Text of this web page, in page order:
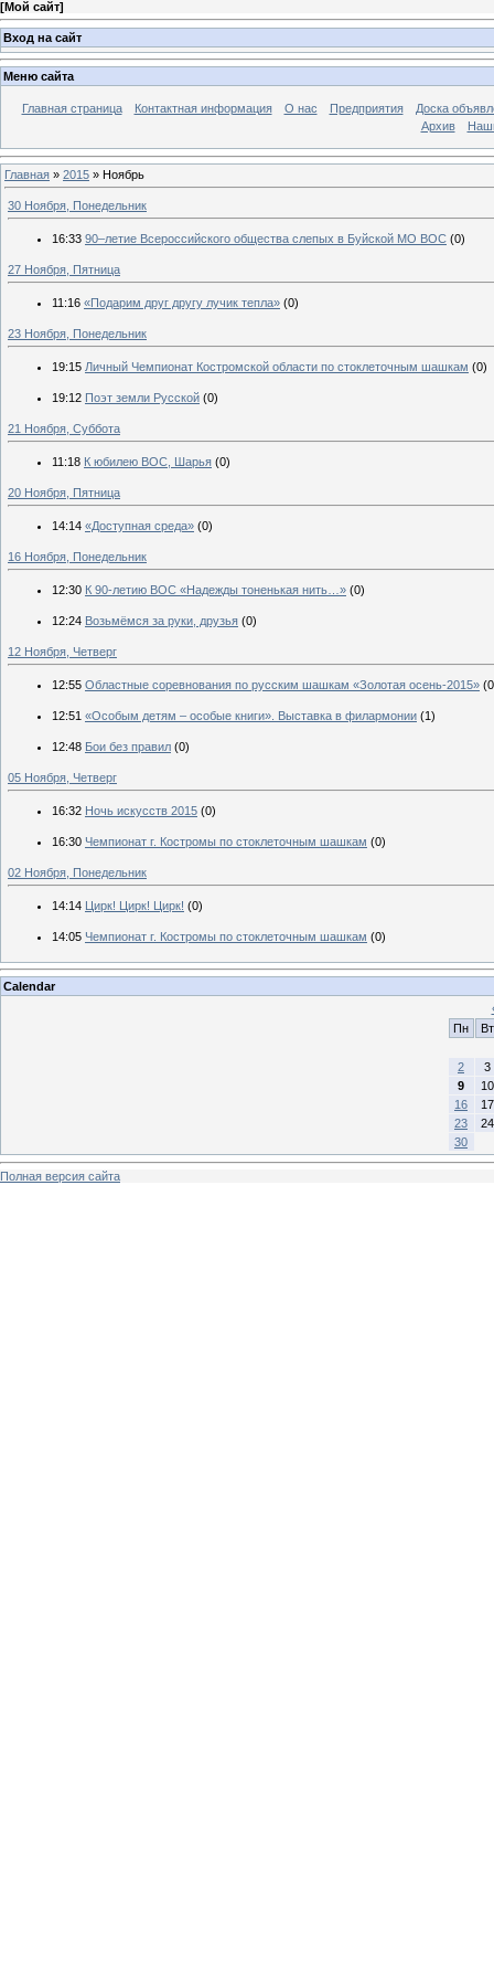
[Мой сайт]
Вход на сайт
Меню сайта
Главная страница Контактная информация О нас Предприятия
Доска
Архив
Главная » 2015 » Ноябрь
30 Ноября, Понедельник
16:33 90–летие Всероссийского общества слепых в Буйской МО ВОС (0)
27 Ноября, Пятница
11:16 «Подарим друг другу лучик тепла» (0)
23 Ноября, Понедельник
19:15 Личный Чемпионат Костромской области по стоклеточным шашкам (0)
19:12 Поэт земли Русской (0)
21 Ноября, Суббота
11:18 К юбилею ВОС, Шарья (0)
20 Ноября, Пятница
14:14 «Доступная среда» (0)
16 Ноября, Понедельник
12:30 К 90-летию ВОС «Надежды тоненькая нить…» (0)
12:24 Возьмёмся за руки, друзья (0)
12 Ноября, Четверг
12:55 Областные соревнования по русским шашкам «Золотая осень-2015»
12:51 «Особым детям – особые книги». Выставка в филармонии (1)
12:48 Бои без правил (0)
05 Ноября, Четверг
16:32 Ночь искусств 2015 (0)
16:30 Чемпионат г. Костромы по стоклеточным шашкам (0)
02 Ноября, Понедельник
14:14 Цирк! Цирк! Цирк! (0)
14:05 Чемпионат г. Костромы по стоклеточным шашкам (0)
Calendar
Пн
Вт
2
3
9
10
16
17
23
24
30
Полная версия сайта